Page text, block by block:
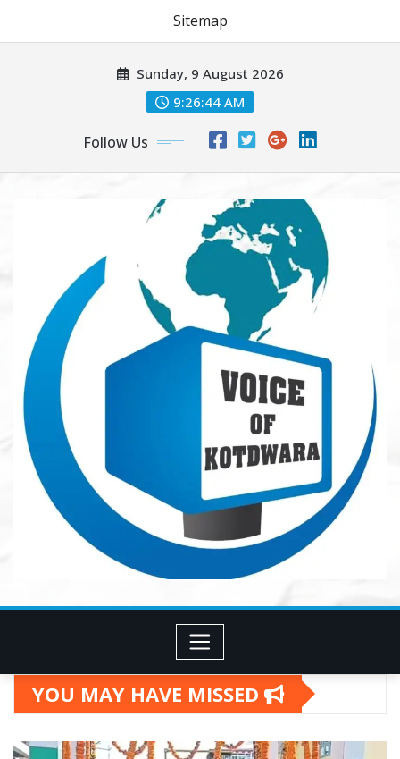
Sitemap
Sunday, 9 August 2026
9:26:45 AM
Follow Us
YOU MAY HAVE MISSED